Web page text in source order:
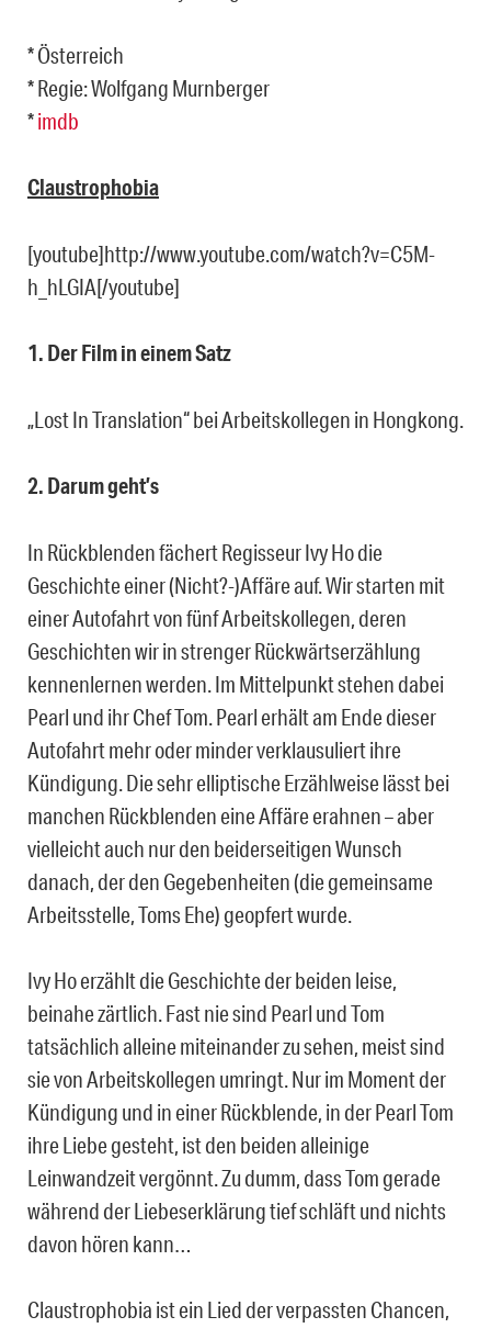
* Österreich
* Regie: Wolfgang Murnberger
*imdb
Claustrophobia
[youtube]http://www.youtube.com/watch?v=C5M-
h_hLGIA[/youtube]
1. Der Film in einem Satz
„Lost In Translation“ bei Arbeitskollegen in Hongkong.
2. Darum geht’s
In Rückblenden fächert Regisseur Ivy Ho die
Geschichte einer (Nicht?-)Affäre auf. Wir starten mit
einer Autofahrt von fünf Arbeitskollegen, deren
Geschichten wir in strenger Rückwärtserzählung
kennenlernen werden. Im Mittelpunkt stehen dabei
Pearl und ihr Chef Tom. Pearl erhält am Ende dieser
Autofahrt mehr oder minder verklausuliert ihre
Kündigung. Die sehr elliptische Erzählweise lässt bei
manchen Rückblenden eine Affäre erahnen – aber
vielleicht auch nur den beiderseitigen Wunsch
danach, der den Gegebenheiten (die gemeinsame
Arbeitsstelle, Toms Ehe) geopfert wurde.
Ivy Ho erzählt die Geschichte der beiden leise,
beinahe zärtlich. Fast nie sind Pearl und Tom
tatsächlich alleine miteinander zu sehen, meist sind
sie von Arbeitskollegen umringt. Nur im Moment der
Kündigung und in einer Rückblende, in der Pearl Tom
ihre Liebe gesteht, ist den beiden alleinige
Leinwandzeit vergönnt. Zu dumm, dass Tom gerade
während der Liebeserklärung tief schläft und nichts
davon hören kann…
Claustrophobia ist ein Lied der verpassten Chancen,